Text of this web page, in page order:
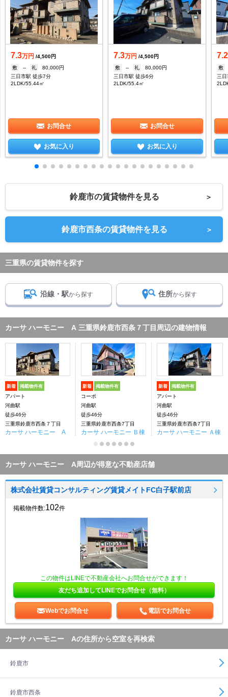
7.3万円 /4,500円
敷
-- 礼
80,000円
三日市駅 徒歩7分
2LDK/55.44㎡
お問合せ
お気に入り
7.3万円 /4,500円
敷
-- 礼
80,000円
三日市駅 徒歩6分
2LDK/55.4㎡
お問合せ
お気に入り
7.2
敷
三
鈴鹿市の賃貸物件を見る ＞
鈴鹿市西条の賃貸物件を見る ＞
三重県の賃貸物件を探す
沿線・駅から探す 住所から探す
カーサ ハーモニー A 三重県鈴鹿市西条７丁目周辺の建物情報
新着 掲載物件有
アパート
河曲駅
徒歩46分
三重県鈴鹿市西条７丁目
カーサ ハーモニー A
新着 掲載物件有
コーポ
河曲駅
徒歩46分
三重県鈴鹿市西条7丁目
カーサ ハーモニー Ｂ棟
新着 掲載物件有
アパート
河曲駅
徒歩46分
三重県鈴鹿市西条7丁目
カーサ ハーモニー Ａ棟
カーサ ハーモニー A周辺が得意な不動産店舗
株式会社賃貸コンサルティング賃貸メイトFC白子駅前店
掲載物件数:102件
この物件はLINEで不動産会社へお問合せができます！
友だち追加してLINEでお問合せ（無料）
Webでお問合せ 電話でお問合せ
カーサ ハーモニー Aの住所から空室を再検索
鈴鹿市
鈴鹿市西条